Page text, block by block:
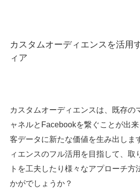
カスタムオーディエンスを活用
ィア
カスタムオーディエンスは、既存の
ャネルとFacebookを繋ぐことが出
客データに新たな価値を生み出しま
ィエンスのフル活用を目指して、取
トを工夫したり様々なアプローチ方
かがでしょうか？